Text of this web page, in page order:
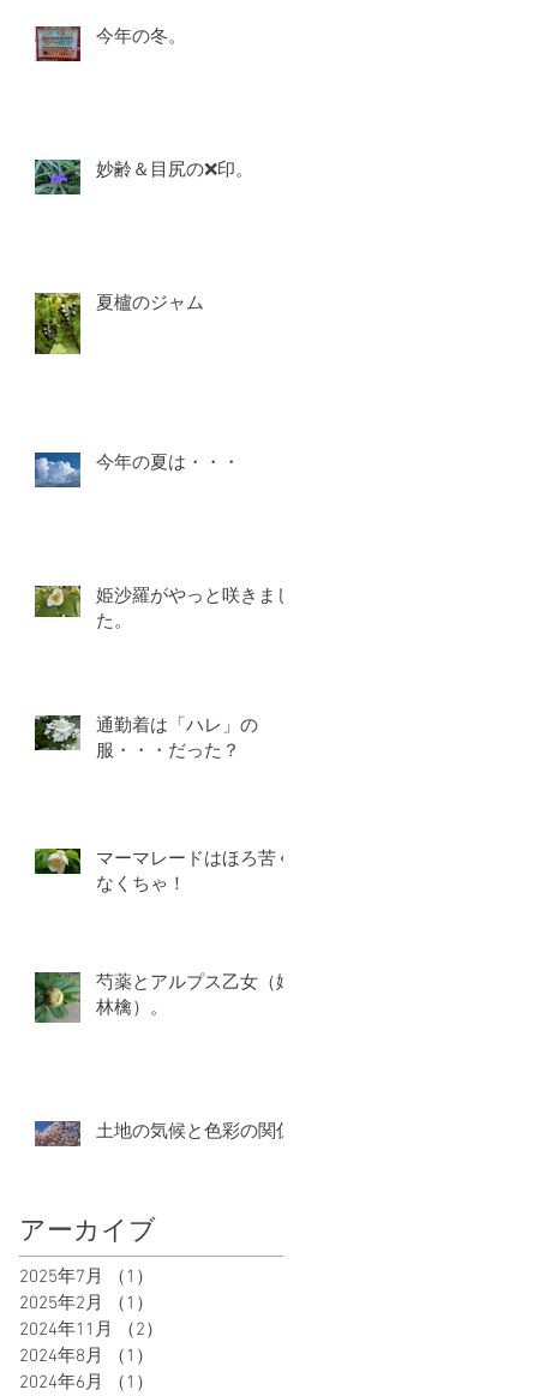
今年の冬。
妙齢＆目尻の❌印。
夏櫨のジャム
今年の夏は・・・
姫沙羅がやっと咲きまし
た。
通勤着は「ハレ」の
服・・・だった？
マーマレードはほろ苦く
なくちゃ！
芍薬とアルプス乙女（姫
林檎）。
土地の気候と色彩の関係
アーカイブ
2025年7月 （1）
2025年2月
（1）
2024年11月
（2）
2024年8月
（1）
2024年6月
（1）